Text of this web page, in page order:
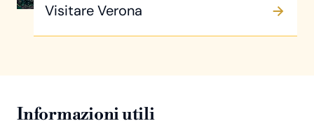
Visitare Verona
Informazioni utili